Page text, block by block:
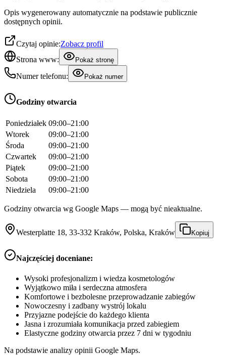
Opis wygenerowany automatycznie na podstawie publicznie
dostępnych opinii.
Czytaj opinie:Zobacz profil
Strona www:
Pokaż stronę
Numer telefonu: Pokaż numer
Godziny otwarcia
Poniedziałek 09:00–21:00
Wtorek
09:00–21:00
Środa
09:00–21:00
Czwartek
09:00–21:00
Piątek
09:00–21:00
Sobota
09:00–21:00
Niedziela
09:00–21:00
Godziny otwarcia wg Google Maps — mogą być nieaktualne.
Westerplatte 18, 33-332 Kraków, Polska, Kraków Kopiuj
Najczęściej doceniane:
Wysoki profesjonalizm i wiedza kosmetologów
Wyjątkowo miła i serdeczna atmosfera
Komfortowe i bezbolesne przeprowadzanie zabiegów
Nowoczesny i zadbany wystrój lokalu
Przyjazne podejście do każdego klienta
Jasna i zrozumiała komunikacja przed zabiegiem
Elastyczne godziny otwarcia przez 7 dni w tygodniu
Na podstawie analizy opinii Google Maps.